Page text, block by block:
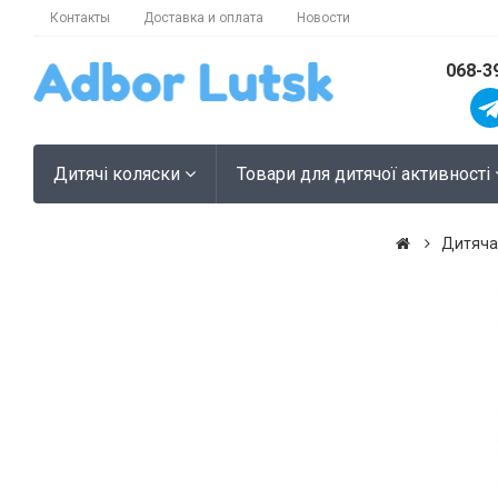
Контакты Доставка и оплата Новости
068-
Дитячі коляски Товари для дитячої активності
Дитяча